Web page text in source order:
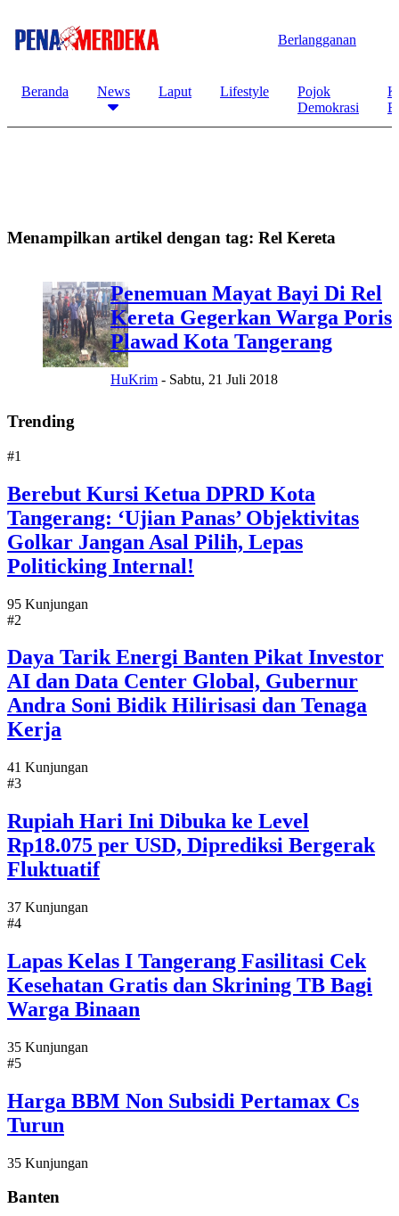
Berlangganan
Beranda News Laput Lifestyle
Pojok
Demokrasi
Menampilkan artikel dengan tag: Rel Kereta
Penemuan Mayat Bayi Di Rel
Kereta Gegerkan Warga Poris
Plawad Kota Tangerang
HuKrim - Sabtu, 21 Juli 2018
Trending
#1
Berebut Kursi Ketua DPRD Kota
Tangerang: ‘Ujian Panas’ Objektivitas
Golkar Jangan Asal Pilih, Lepas
Politicking Internal!
95 Kunjungan
#2
Daya Tarik Energi Banten Pikat Investor
AI dan Data Center Global, Gubernur
Andra Soni Bidik Hilirisasi dan Tenaga
Kerja
41 Kunjungan
#3
Rupiah Hari Ini Dibuka ke Level
Rp18.075 per USD, Diprediksi Bergerak
Fluktuatif
37 Kunjungan
#4
Lapas Kelas I Tangerang Fasilitasi Cek
Kesehatan Gratis dan Skrining TB Bagi
Warga Binaan
35 Kunjungan
#5
Harga BBM Non Subsidi Pertamax Cs
Turun
35 Kunjungan
Banten